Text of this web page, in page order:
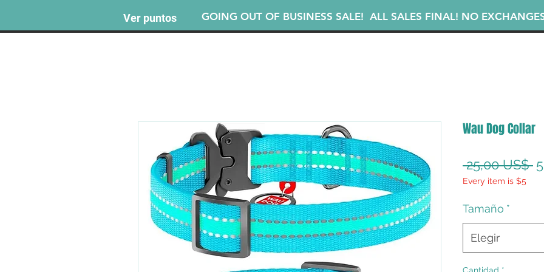
Ver puntos GOING OUT OF BUSINESS SALE! ALL SALES FINAL! NO
Wau Dog Collar
25,00 US$
Every item is $5
Tamaño *
Elegir